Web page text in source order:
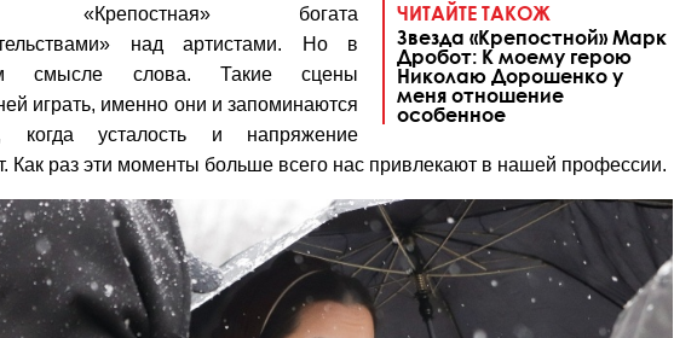
ЧИТАЙТЕ ТАКОЖ
Звезда «Крепостной» Марк
Дробот: К моему герою
Николаю Дорошенко у
меня отношение
особенное
«Крепостная» богата
над артистами. Но в
смысле слова. Такие сцены
играть, именно они и запоминаются
когда усталость и напряжение
Как раз эти моменты больше всего нас привлекают в нашей профессии.